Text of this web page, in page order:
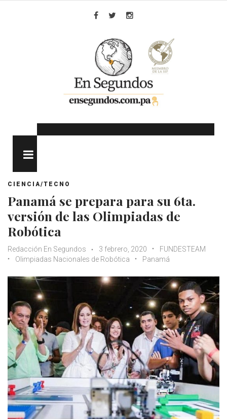
CIENCIA/TECNO
Panamá se prepara para su 6ta.
versión de las Olimpiadas de
Robótica
Redacción En Segundos 3 febrero, 2020
FUNDESTEAM
Olimpiadas Nacionales de Robótica
Panamá